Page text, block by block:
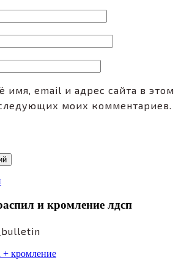
имя, email и адрес сайта в этом
моих комментариев.
и кромление лдсп
+ кромление